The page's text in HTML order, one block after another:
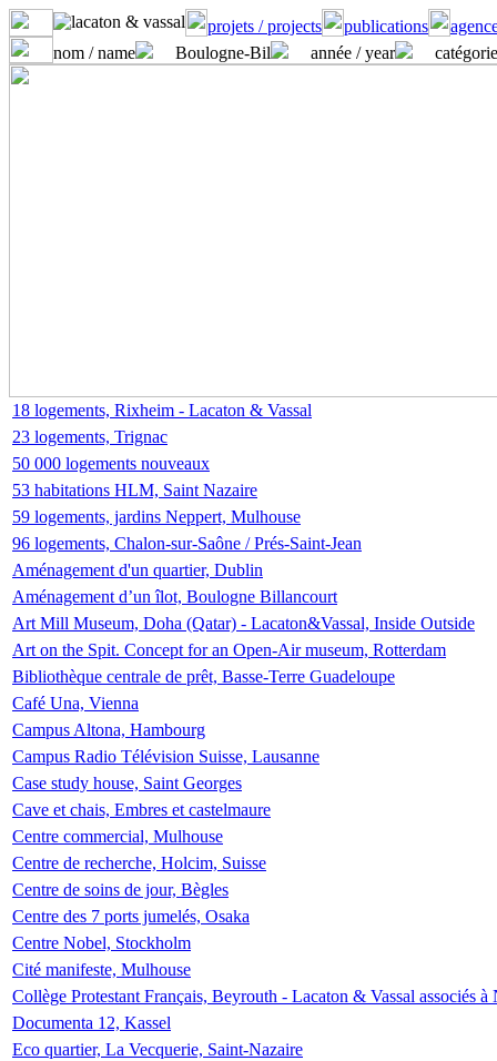
projets / projects publications
nom / name
Boulogne-Bil année / year
18 logements, Rixheim - Lacaton & Vassal
23 logements, Trignac
50 000 logements nouveaux
53 habitations HLM, Saint Nazaire
59 logements, jardins Neppert, Mulhouse
96 logements, Chalon-sur-Saône / Prés-Saint-Jean
Aménagement d'un quartier, Dublin
Aménagement d’un îlot, Boulogne Billancourt
Art Mill Museum, Doha (Qatar) - Lacaton&Vassal, Inside Outside
Art on the Spit. Concept for an Open-Air museum, Rotterdam
Bibliothèque centrale de prêt, Basse-Terre Guadeloupe
Café Una, Vienna
Campus Altona, Hambourg
Campus Radio Télévision Suisse, Lausanne
Case study house, Saint Georges
Cave et chais, Embres et castelmaure
Centre commercial, Mulhouse
Centre de recherche, Holcim, Suisse
Centre de soins de jour, Bègles
Centre des 7 ports jumelés, Osaka
Centre Nobel, Stockholm
Cité manifeste, Mulhouse
Collège Protestant Français, Beyrouth - Lacaton & Vassal associés
Documenta 12, Kassel
Eco quartier, La Vecquerie, Saint-Nazaire